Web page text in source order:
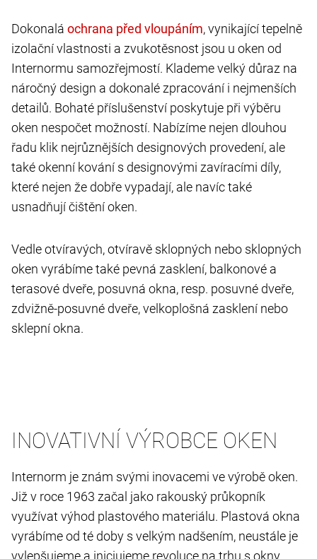
Dokonalá
, vynikající tepelně
izolační vlastnosti a zvukotěsnost jsou u oken od
Internormu samozřejmostí. Klademe velký důraz na
náročný design a dokonalé zpracování i nejmenších
detailů. Bohaté příslušenství poskytuje při výběru
oken nespočet možností. Nabízíme nejen dlouhou
řadu klik nejrůznějších designových provedení, ale
také okenní kování s designovými zavíracími díly,
které nejen že dobře vypadají, ale navíc také
usnadňují čištění oken.
Vedle otvíravých, otvíravě sklopných nebo sklopných
oken vyrábíme také pevná zasklení, balkonové a
terasové dveře, posuvná okna, resp. posuvné dveře,
zdvižně-posuvné dveře, velkoplošná zasklení nebo
sklepní okna.
INOVATIVNÍ VÝROBCE OKEN
Internorm je znám svými inovacemi ve výrobě oken.
Již v roce 1963 začal jako rakouský průkopník
využívat výhod plastového materiálu. Plastová okna
vyrábíme od té doby s velkým nadšením, neustále je
vylepšujeme a iniciujeme revoluce na trhu s okny.